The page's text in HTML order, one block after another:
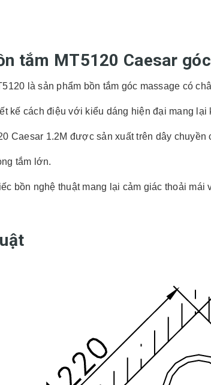
tắm MT5120 Caesar
là sản phẩm bồn tắm góc massage có
kế cách điệu với kiểu dáng hiện đại mang
Caesar 1.2M được sản xuất trên dây
tắm lớn.
bồn nghệ thuật mang lại cảm giác thoải mái